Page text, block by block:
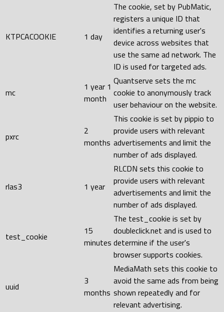
KTPCACOOKIE 1 day
The cookie, set by PubMatic,
registers a unique ID that
identifies a returning user's
device across websites that
use the same ad network. The
ID is used for targeted ads.
mc
1 year 1
month
Quantserve sets the mc
cookie to anonymously track
user behaviour on the website.
pxrc
2
months
This cookie is set by pippio to
provide users with relevant
advertisements and limit the
number of ads displayed.
rlas3 1 year
RLCDN sets this cookie to
provide users with relevant
advertisements and limit the
number of ads displayed.
test_cookie
15
minutes
The test_cookie is set by
doubleclick.net and is used to
determine if the user's
browser supports cookies.
uuid
3
months
MediaMath sets this cookie to
avoid the same ads from being
shown repeatedly and for
relevant advertising.